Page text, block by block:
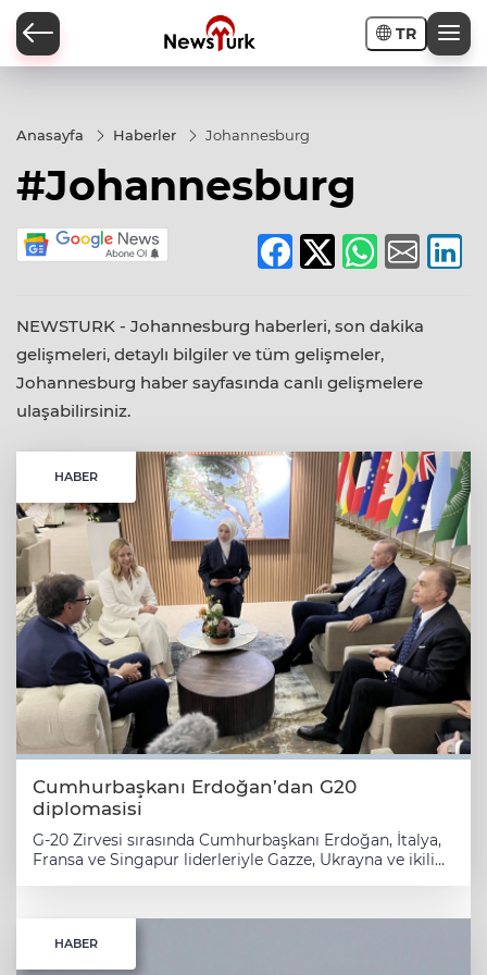
TR
Anasayfa Haberler Johannesburg
#Johannesburg
NEWSTURK - Johannesburg haberleri, son dakika
gelişmeleri, detaylı bilgiler ve tüm gelişmeler,
Johannesburg haber sayfasında canlı gelişmelere
ulaşabilirsiniz.
HABER
Cumhurbaşkanı Erdoğan’dan G20
diplomasisi
G-20 Zirvesi sırasında Cumhurbaşkanı Erdoğan, İtalya,
Fransa ve Singapur liderleriyle Gazze, Ukrayna ve ikili
Cumhurbaşkanı Recep Tayyip Erdoğan, yoğun bir
diplomasi trafiği yaşadı. Zirvede İtalya Başbakanı
HABER